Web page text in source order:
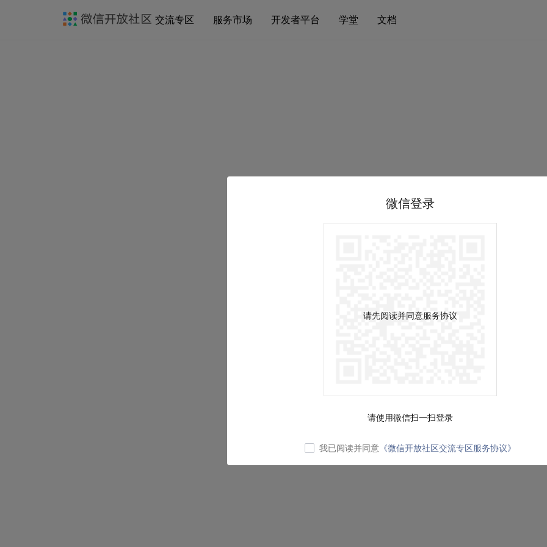
交流专区 服务市场 开发者平台 学堂 文档
微信登录
请先阅读并同意服务协议
请使用微信扫一扫登录
我已阅读并同意 《微信开放社区交流专区服务协议》